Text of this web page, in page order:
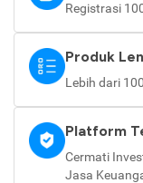
Registrasi
Produk
Lebih dari
Platform
Cermati
Jasa